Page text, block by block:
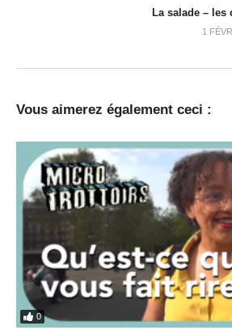
La salade – les
1
Vous aimerez également ceci :
0